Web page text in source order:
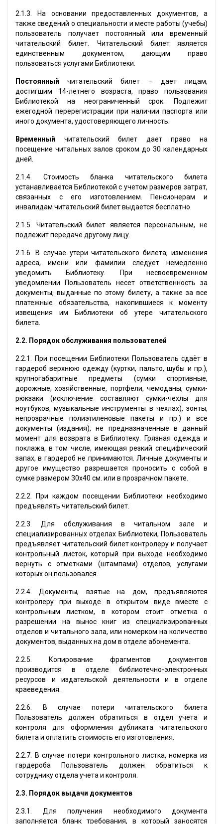
2.1.3. На основании предоставленных документов, а
также сведений о специальности и месте работы (учебы)
пользователь получает постоянный или временный
читательский билет. Читательский билет является
единственным документом, дающим право
пользоваться услугами Библиотеки.
Постоянный читательский билет – дает лицам,
достигшим 14-летнего возраста, право пользования
Библиотекой на неограниченный срок. Подлежит
ежегодной перерегистрации при наличии паспорта или
иного документа, удостоверяющего личность.
Временный читательский билет дает право на
посещение читальных залов сроком до 30 календарных
дней.
2.1.4. Стоимость бланка читательского билета
устанавливается Библиотекой с учетом размеров затрат,
связанных с его изготовлением. Пенсионерам и
инвалидам читательский билет выдается бесплатно.
2.1.5. Читательский билет является персональным, не
подлежит передаче другому лицу.
2.1.6. В случае утери читательского билета, изменения
адреса, имени или фамилии следует немедленно
уведомить Библиотеку. При несвоевременном
уведомлении Пользователь несет ответственность за
документы, выданные по этому билету, а также за все
платежные обязательства, накопившиеся к моменту
извещения им Библиотеки об утере читательского
билета.
2.2. Порядок обслуживания пользователей
2.2.1. При посещении Библиотеки Пользователь сдаёт в
гардероб верхнюю одежду (куртки, пальто, шубы и пр.),
крупногабаритные предметы (сумки спортивные,
дорожные, хозяйственные, портфели, чемоданы, сумки-
рюкзаки (исключение составляют сумки-чехлы для
ноутбуков, музыкальные инструменты в чехлах), зонты,
непрозрачные полиэтиленовые пакеты и пр.) и все
документы (издания), не предназначенные в данный
момент для возврата в Библиотеку. Грязная одежда и
поклажа, в том числе, имеющая резкий специфический
запах, в гардероб не принимаются. Личные документы и
другое имущество разрешается проносить с собой в
сумке размером 30х40 см. или в прозрачном пакете.
2.2.2. При каждом посещении Библиотеки необходимо
предъявлять читательский билет.
2.2.3. Для обслуживания в читальном зале и
специализированных отделах Библиотеки, Пользователь
предъявляет читательский билет контролеру и получает
контрольный листок, который при выходе необходимо
вернуть с отметками (штампами) отделов, услугами
которых он пользовался.
2.2.4. Документы, взятые на дом, предъявляются
контролеру при выходе в открытом виде вместе с
контрольным листком, в котором стоит отметка о
разрешении на вынос книг из специализированных
отделов и читального зала, или номерком на количество
документов, выданных на дом в отделе абонемента.
2.2.5. Копирование фрагментов документов
производится в отделе библиотечно-электронных
ресурсов и издательской деятельности и в отделе
краеведения.
2.2.6. В случае потери читательского билета
Пользователь должен обратиться в отдел учета и
контроля для оформления дубликата читательского
билета и оплатить стоимость его изготовления.
2.2.7. В случае потери контрольного листка, номерка из
гардероба Пользователь должен обратиться к
сотруднику отдела учета и контроля.
2.3. Порядок выдачи документов
2.3.1. Для получения необходимого документа
заполняется бланк требования, в который заносятся